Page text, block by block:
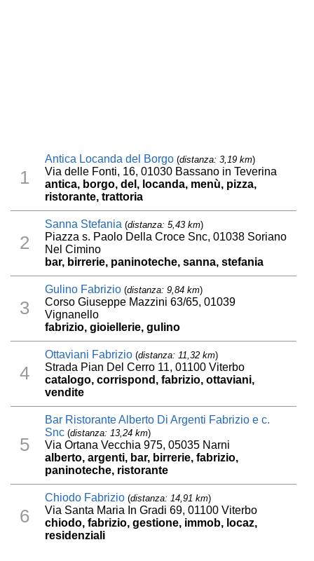
1
Antica Locanda del Borgo (distanza: 3,19 km)
Via delle Fonti, 16, 01030 Bassano in Teverina
antica, borgo, del, locanda, menù, pizza,
ristorante, trattoria
2
Sanna Stefania (distanza: 5,43 km)
Piazza s. Paolo Della Croce Snc, 01038 Soriano
Nel Cimino
bar, birrerie, paninoteche, sanna, stefania
3
Gulino Fabrizio (distanza: 9,84 km)
Corso Giuseppe Mazzini 63/65, 01039
Vignanello
fabrizio, gioiellerie, gulino
4
Ottaviani Fabrizio (distanza: 11,32 km)
Strada Pian Del Cerro 11, 01100 Viterbo
catalogo, corrispond, fabrizio, ottaviani,
vendite
5
Bar Ristorante Alberto Di Argenti Fabrizio e c.
Snc (distanza: 13,24 km)
Via Ortana Vecchia 975, 05035 Narni
alberto, argenti, bar, birrerie, fabrizio,
paninoteche, ristorante
6
Chiodo Fabrizio (distanza: 14,91 km)
Via Santa Maria In Gradi 69, 01100 Viterbo
chiodo, fabrizio, gestione, immob, locaz,
residenziali